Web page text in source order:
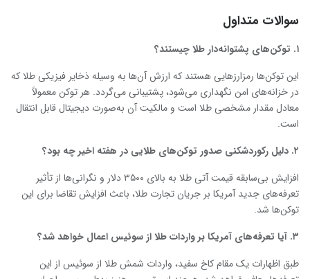
سوالات متداول
۱. توکن‌های پشتوانه‌دار طلا چیستند؟
این توکن‌ها رمزارزهایی هستند که ارزش آن‌ها به وسیله ذخایر فیزیکی طلا که
در خزانه‌های امن نگهداری می‌شود، پشتیبانی می‌گردد. هر توکن معمولاً
معادل مقدار مشخصی طلا است و مالکیت آن به‌صورت دیجیتال قابل انتقال
است.
۲. دلیل رکوردشکنی صدور توکن‌های طلایی در هفته اخیر چه بود؟
افزایش بی‌سابقه قیمت آتی طلا به بالای ۳۵۰۰ دلار و نگرانی‌ها از تأثیر
تعرفه‌های جدید آمریکا بر جریان تجارت طلا، باعث افزایش تقاضا برای این
توکن‌ها شد.
۳. آیا تعرفه‌های آمریکا بر واردات طلا از سوئیس اعمال خواهد شد؟
طبق اظهارات یک مقام کاخ سفید، واردات شمش طلا از سوئیس از این